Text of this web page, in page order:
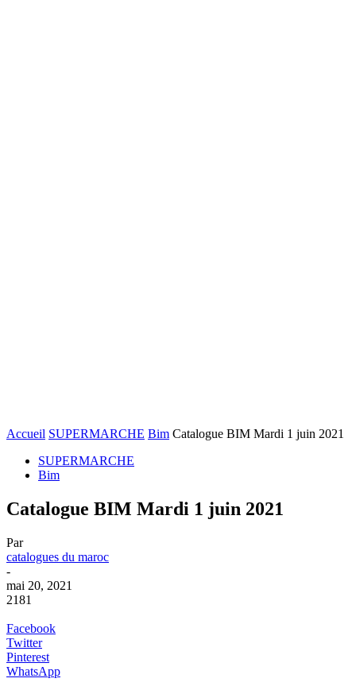
Accueil SUPERMARCHE Bim Catalogue BIM Mardi 1 juin 2021
SUPERMARCHE
Bim
Catalogue BIM Mardi 1 juin 2021
Par
catalogues du maroc
-
mai 20, 2021
2181
Facebook
Twitter
Pinterest
WhatsApp